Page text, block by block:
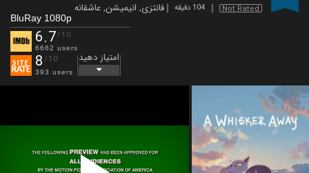
Not Rated 104 دقیقه فانتزی, انیمیشن,عاشقانه
BluRay 1080p
6.7/10
6662 users
8 /10
393 users
امتیاز دهید